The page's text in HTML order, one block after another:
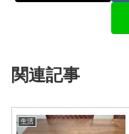
関連記事
生活